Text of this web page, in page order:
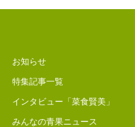
お知らせ
特集記事一覧
インタビュー「菜食賢美」
みんなの青果ニュース